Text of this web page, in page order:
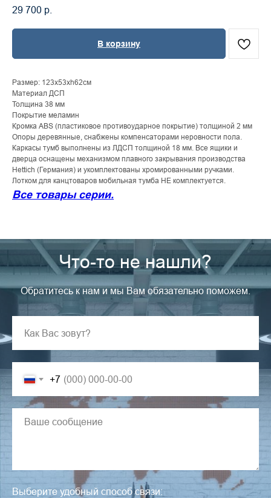
29 700 р.
В корзину
Размер: 123x53xh62см
Материал ДСП
Толщина 38 мм
Покрытие меламин
Кромка ABS (пластиковое противоударное покрытие) толщиной 2 мм
Опоры деревянные, снабжены компенсаторами неровности пола.
Каркасы тумб выполнены из ЛДСП толщиной 18 мм. Все ящики и
дверца оснащены механизмом плавного закрывания производства
Hettich (Германия) и укомплектованы хромированными ручками.
Лотком для канцтоваров мобильная тумба НЕ комплектуется.
Все товары серии.
Что-то не нашли?
Обратитесь к нам и мы Вам обязательно поможем.
+7
Выберите удобный способ связи: